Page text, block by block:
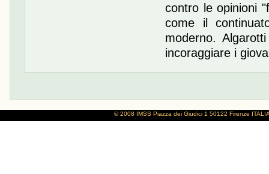
contro le opinioni
come il
moderno.
incoraggiare i
© 2008 IMSS Piazza dei Giudici 1 50122 Firenze